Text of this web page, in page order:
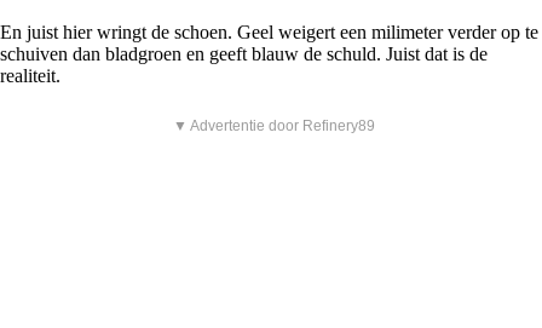
En juist hier wringt de schoen. Geel weigert een milimeter verder op te
schuiven dan bladgroen en geeft blauw de schuld. Juist dat is de
realiteit.
▼ Advertentie door Refinery89